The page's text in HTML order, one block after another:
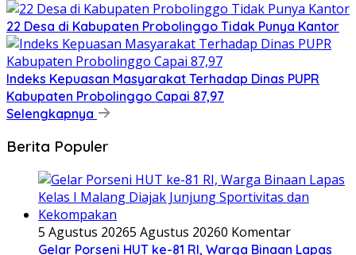
22 Desa di Kabupaten Probolinggo Tidak Punya Kantor
Indeks Kepuasan Masyarakat Terhadap Dinas PUPR
Kabupaten Probolinggo Capai 87,97
Selengkapnya
Berita Populer
5 Agustus 20265 Agustus 20260 Komentar
Gelar Porseni HUT ke-81 RI, Warga Binaan Lapas